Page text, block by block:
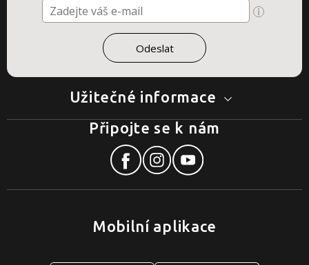
Užitečné informace
Mobilní aplikace
Připojte se k nám